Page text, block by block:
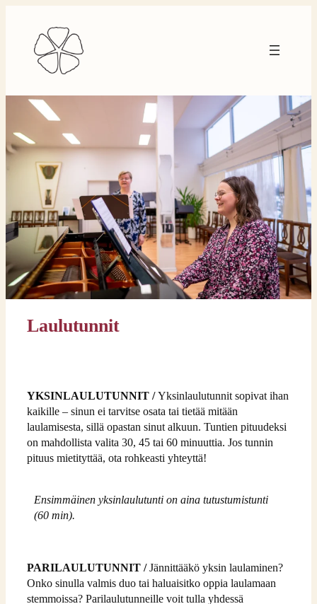
Laulutunnit
YKSINLAULUTUNNIT /Yksinlaulutunnit sopivat ihan
kaikille – sinun ei tarvitse osata tai tietää mitään
laulamisesta, sillä opastan sinut alkuun. Tuntien pituudeksi
on mahdollista valita 30, 45 tai 60 minuuttia. Jos tunnin
pituus mietityttää, ota rohkeasti yhteyttä!
Ensimmäinen yksinlaulutunti on aina tutustumistunti
(60 min).
PARILAULUTUNNIT /Jännittääkö yksin laulaminen?
Onko sinulla valmis duo tai haluaisitko oppia laulamaan
stemmoissa? Parilaulutunneille voit tulla yhdessä